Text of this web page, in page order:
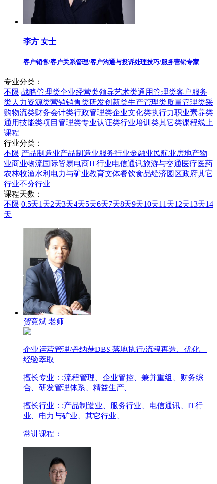
李方 女士
客户销售/客户关系管理/客户沟通与投诉处理技巧/服务营销专家
专业分类：
不限 战略管理类企业经营类领导艺术类通用管理类客户服务
类人力资源类营销销售类研发创新类生产管理类质量管理类采
购物流类财务会计类行政管理类企业文化类执行力职业素养类
通用技能类项目管理类专业认证类行业培训类其它类课程线上
课程
行业分类：
不限 产品制造业产品制造业服务行业金融业民航业房地产物
业商业物流国际贸易电商IT行业电信通讯旅游与交通 医疗医药
农林牧渔水利 电力与矿业教育文体餐饮食品经济园区政府其它
行业不分行业
课程天数：
不限 0.5天1天2天3天4天5天6天7天8天9天10天11天12天13天14
天
贺竞斌 老师
企业运营管理/丹纳赫DBS 落地执行/流程再造、优化、
经验萃取
擅长专业： :流程管理、企业管控、兼并重组、财务综
合、研发管理体系、精益生产、
擅长行业： :产品制造业、服务行业、电信通讯、IT行
业、电力与矿业、其它行业、
常讲课程：